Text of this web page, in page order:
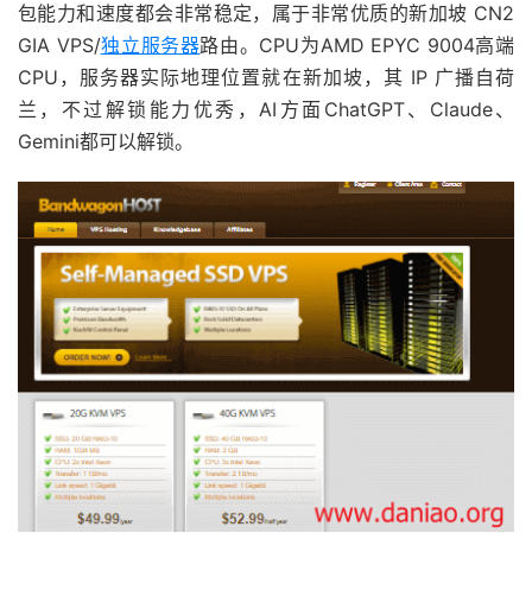
包能力和速度都会非常稳定，属于非常优质的新加坡 CN2
GIA VPS/独立服务器路由。CPU为AMD EPYC 9004高端
CPU，服务器实际地理位置就在新加坡，其 IP 广播自荷
兰，不过解锁能力优秀，AI方面ChatGPT、Claude、
Gemini都可以解锁。